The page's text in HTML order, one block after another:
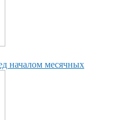
началом месячных